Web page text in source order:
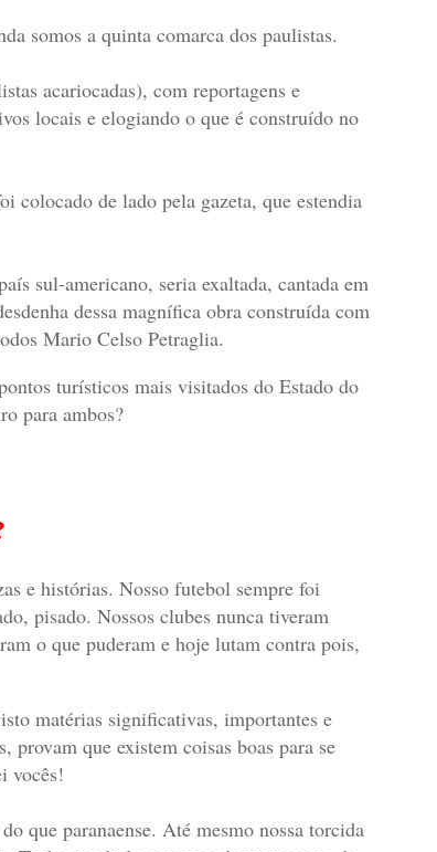
somos a quinta comarca dos paulistas.
acariocadas), com reportagens e
locais e elogiando o que é construído no
colocado de lado pela gazeta, que estendia
sul-americano, seria exaltada, cantada em
dessa magnífica obra construída com
Mario Celso Petraglia.
turísticos mais visitados do Estado do
para ambos?
e histórias. Nosso futebol sempre foi
pisado. Nossos clubes nunca tiveram
o que puderam e hoje lutam contra pois,
matérias significativas, importantes e
provam que existem coisas boas para se
vocês!
que paranaense. Até mesmo nossa torcida